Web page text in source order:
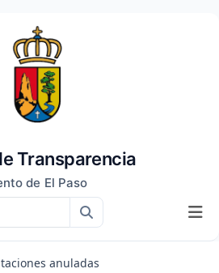
Transparencia
de El Paso
anuladas